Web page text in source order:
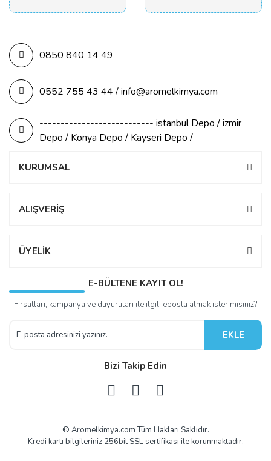
0850 840 14 49
0552 755 43 44 / info@aromelkimya.com
--------------------------- istanbul Depo / izmir
Depo / Konya Depo / Kayseri Depo /
KURUMSAL
ALIŞVERİŞ
ÜYELİK
E-BÜLTENE KAYIT OL!
Fırsatları, kampanya ve duyuruları ile ilgili eposta almak ister misiniz?
EKLE
Bizi Takip Edin
© Aromelkimya.com Tüm Hakları Saklıdır.
Kredi kartı bilgileriniz 256bit SSL sertifikası ile korunmaktadır.